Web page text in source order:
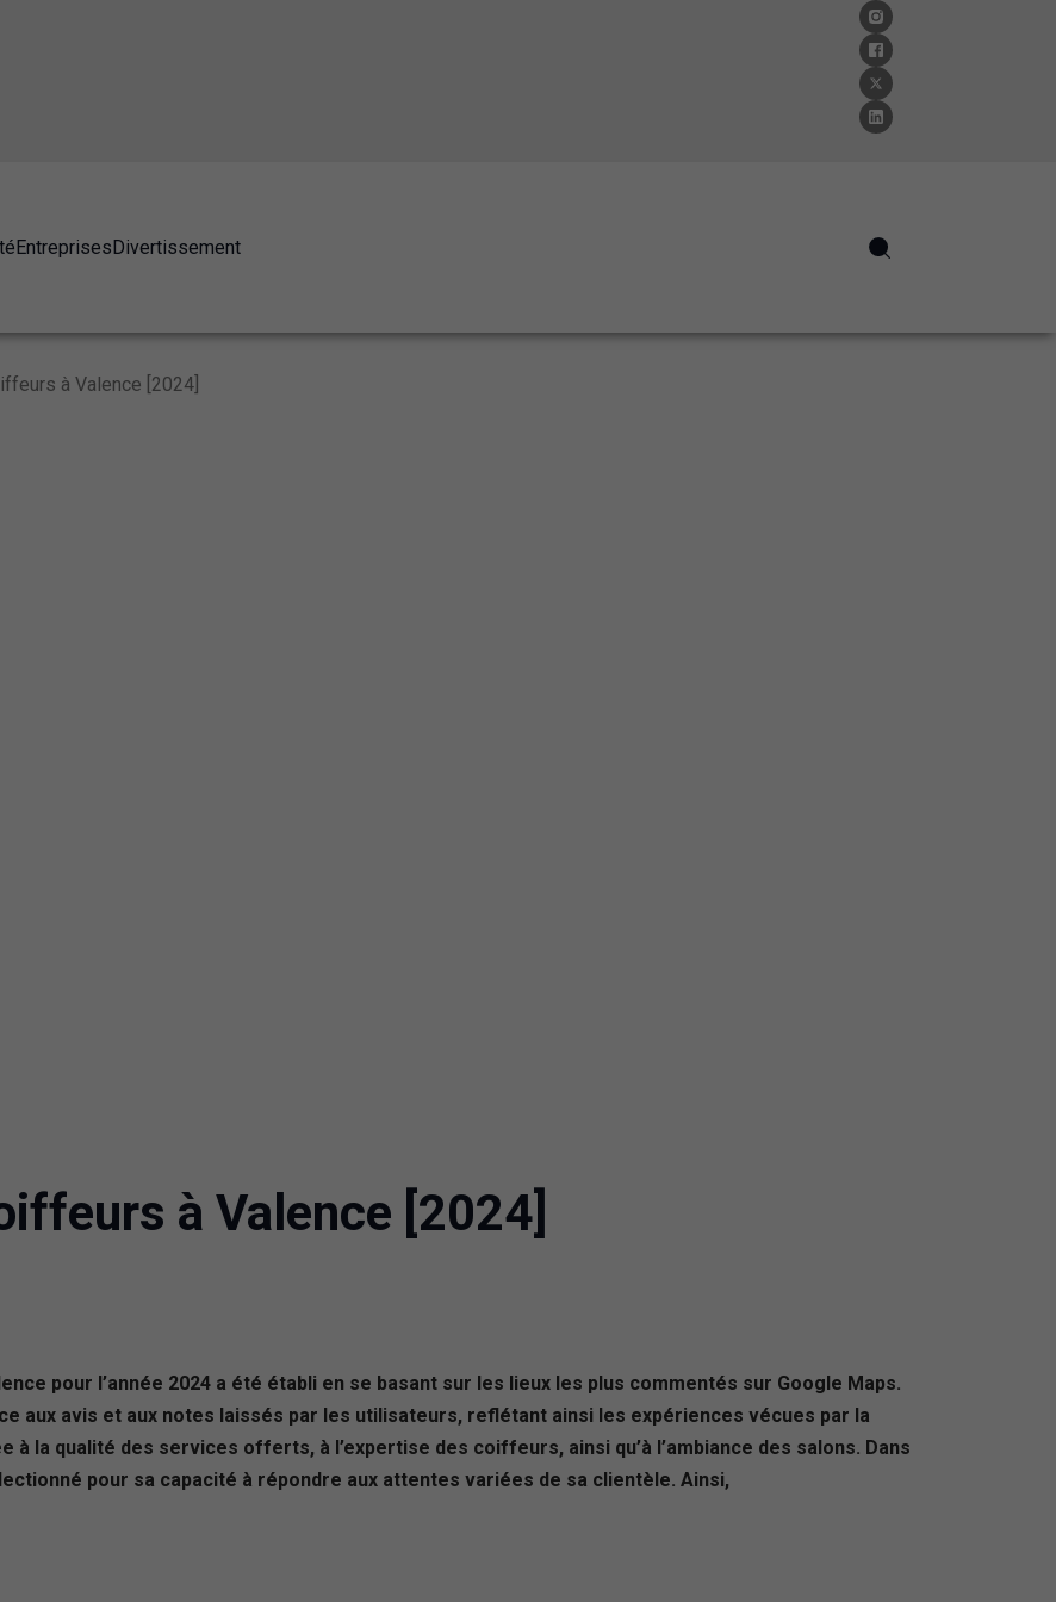
EntreprisesDivertissement
à Valence [2024]
à Valence [2024]
pour l’année 2024 a été établi en se basant sur les lieux les plus commentés sur Google Maps.
aux avis et aux notes laissés par les utilisateurs, reflétant ainsi les expériences vécues par la
la qualité des services offerts, à l’expertise des coiffeurs, ainsi qu’à l’ambiance des salons. Dans
pour sa capacité à répondre aux attentes variées de sa clientèle. Ainsi,